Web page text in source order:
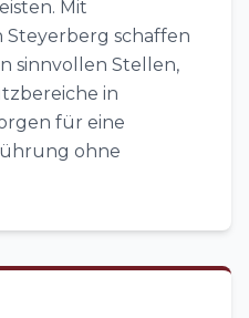
Mit
schaffen
sinnvollen Stellen,
in
für eine
ohne